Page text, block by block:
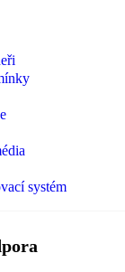
systém